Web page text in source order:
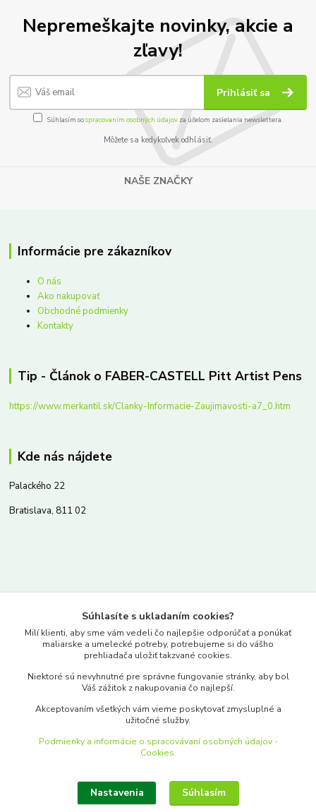
Nepremeškajte novinky, akcie a
zľavy!
Prihlásiť sa
Súhlasím sospracovaním osobných údajov za účelom zasielania newslettera.
Môžete sa kedykoľvek odhlásiť.
NAŠE ZNAČKY
Informácie pre zákazníkov
O nás
Ako nakupovať
Obchodné podmienky
Kontakty
Tip - Článok o FABER-CASTELL Pitt Artist Pens
https://www.merkantil.sk/Clanky-Informacie-Zaujimavosti-a7_0.htm
Kde nás nájdete
Palackého 22
Bratislava, 811 02
www.merkantil.sk
Pondelok-Piatok: 9.00-17.00hod.
objednavky@merkantil-obchod.sk
Upraviť zber cookies.
Súhlasíte s ukladaním cookies?
Milí klienti, aby sme vám vedeli čo najlepšie odporúčať a ponúkať
maliarske a umelecké potreby, potrebujeme si do vášho
prehliadača uložiť takzvané cookies.
Niektoré sú nevyhnutné pre správne fungovanie stránky, aby bol
Váš zážitok z nakupovania čo najlepší.
Akceptovaním všetkých vám vieme poskytovať zmysluplné a
užitočné služby.
Podmienky a informácie o spracovávaní osobných údajov -
Cookies.
Nastavenia Súhlasím